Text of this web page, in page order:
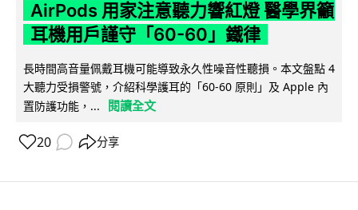
AirPods 用家注意聽力響紅燈 醫學界籲
耳機用戶謹守「60-60」鐵律
長時間高音量佩戴耳機可能導致永久性噪音性聽損。本文盤點 4
大聽力受損警號，介紹科學護耳的「60-60 原則」及 Apple 內
置防護功能，...
閱讀全文
20 分享